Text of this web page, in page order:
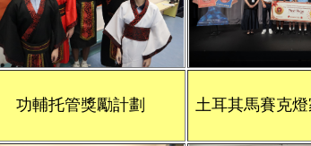
功輔托管獎勵計劃 土耳其馬賽克